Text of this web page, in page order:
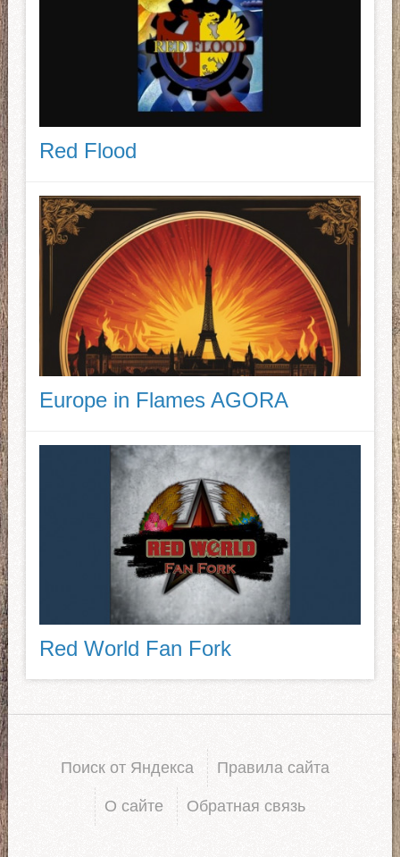
Red Flood
Europe in Flames AGORA
Red World Fan Fork
Поиск от Яндекса Правила сайта
О сайте Обратная связь